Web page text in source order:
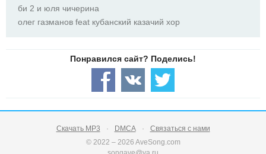
би 2 и юля чичерина
олег газманов feat кубанский казачий хор
Скачать MP3 DMCA
Связаться с нами
© 2022 – 2026 AveSong.com